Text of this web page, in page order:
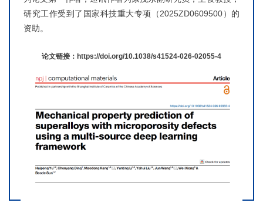
研究工作受到了国家科技重大专项（2025ZD0609500）的
资助。
论文链接：https://doi.org/10.1038/s41524-026-02055-4